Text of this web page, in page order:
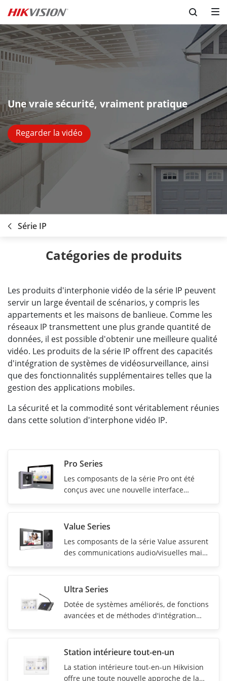
Une vraie sécurité, vraiment pratique
Regarder la vidéo
Série IP
Catégories de produits
Les produits d'interphonie vidéo de la série IP peuvent
servir un large éventail de scénarios, y compris les
appartements et les maisons de banlieue. Comme les
réseaux IP transmettent une plus grande quantité de
données, il est possible d'obtenir une meilleure qualité
vidéo. Les produits de la série IP offrent des capacités
d'intégration de systèmes de vidéosurveillance, ainsi
que des fonctionnalités supplémentaires telles que la
gestion des applications mobiles.
La sécurité et la commodité sont véritablement réunies
dans cette solution d'interphone vidéo IP.
Pro Series
Les composants de la série Pro ont été
conçus avec une nouvelle interface
porte et de toutes les caméras connectées,
images capturés. Réseaux sans fil
supportés
Value Series
Les composants de la série Value assurent
des communications audio/visuelles mains
Ultra Series
Dotée de systèmes améliorés, de fonctions
avancées et de méthodes d'intégration
base, mais aussi une solution de liaison
sécurité et scénarios d'application.
Station intérieure tout-en-un
La station intérieure tout-en-un Hikvision
offre une toute nouvelle approche de la